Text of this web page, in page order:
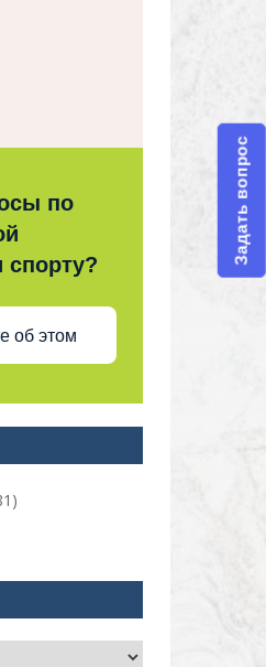
по
спорту?
об этом
Задать вопрос